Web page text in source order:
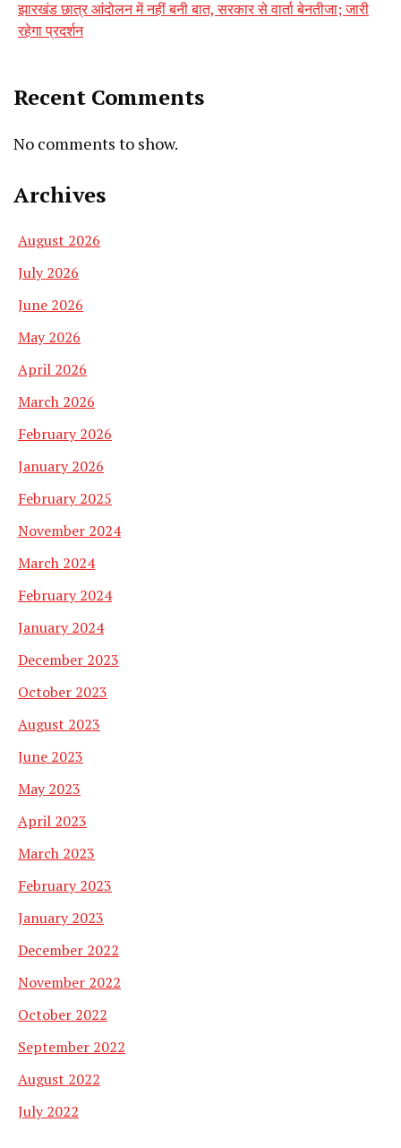
झारखंड छात्र आंदोलन में नहीं बनी बात, सरकार से वार्ता बेनतीजा; जारी
रहेगा प्रदर्शन
Recent Comments
No comments to show.
Archives
August 2026
July 2026
June 2026
May 2026
April 2026
March 2026
February 2026
January 2026
February 2025
November 2024
March 2024
February 2024
January 2024
December 2023
October 2023
August 2023
June 2023
May 2023
April 2023
March 2023
February 2023
January 2023
December 2022
November 2022
October 2022
September 2022
August 2022
July 2022